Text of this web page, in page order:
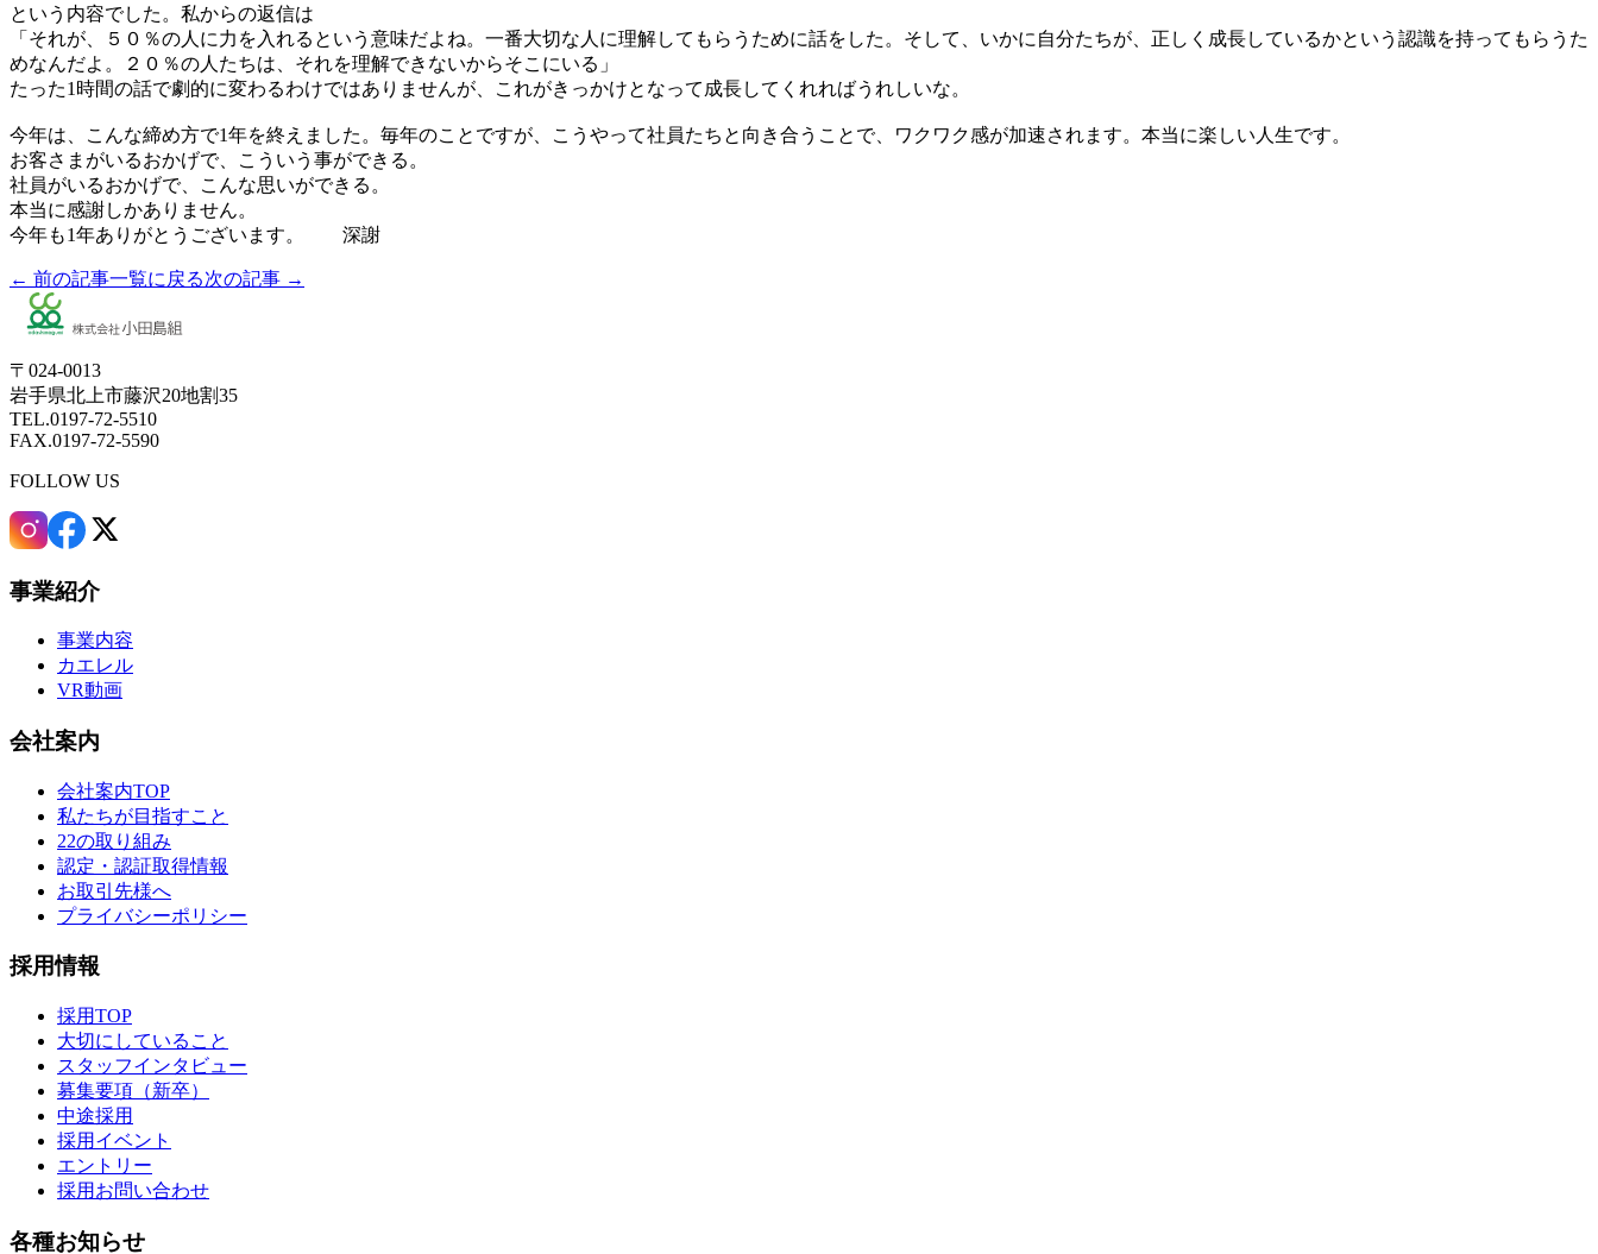
という内容でした。私からの返信は
「それが、５０％の人に力を入れるという意味だよね。一番大切な人に理解してもらうために話をした。そして、いかに自分たちが、正しく成長しているかという認識を持ってもらうた
めなんだよ。２０％の人たちは、それを理解できないからそこにいる」
たった1時間の話で劇的に変わるわけではありませんが、これがきっかけとなって成長してくれればうれしいな。
今年は、こんな締め方で1年を終えました。毎年のことですが、こうやって社員たちと向き合うことで、ワクワク感が加速されます。本当に楽しい人生です。
お客さまがいるおかげで、こういう事ができる。
社員がいるおかげで、こんな思いができる。
本当に感謝しかありません。
今年も1年ありがとうございます。 深謝
← 前の記事一覧に戻る次の記事 →
〒024-0013
岩手県北上市藤沢20地割35
TEL.0197-72-5510
FAX.0197-72-5590
FOLLOW US
事業紹介
事業内容
カエレル
VR動画
会社案内
会社案内TOP
私たちが目指すこと
22の取り組み
認定・認証取得情報
お取引先様へ
プライバシーポリシー
採用情報
採用TOP
大切にしていること
スタッフインタビュー
募集要項（新卒）
中途採用
採用イベント
エントリー
採用お問い合わせ
各種お知らせ